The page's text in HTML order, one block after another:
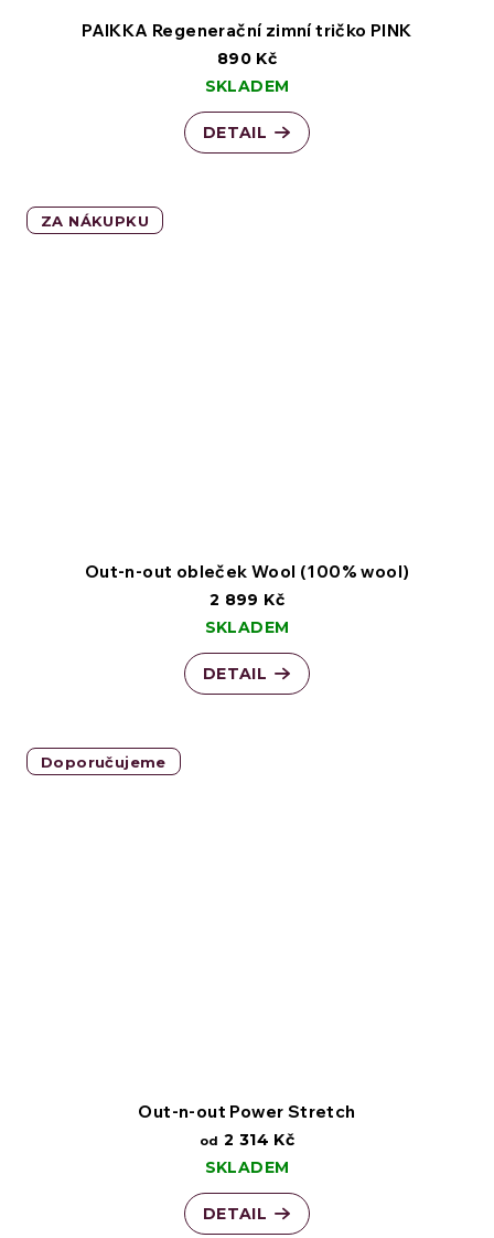
PAIKKA Regenerační zimní tričko PINK
890 Kč
SKLADEM
DETAIL
ZA NÁKUPKU
Out-n-out obleček Wool (100% wool)
2 899 Kč
SKLADEM
DETAIL
Doporučujeme
Out-n-out Power Stretch
od 2 314 Kč
SKLADEM
DETAIL